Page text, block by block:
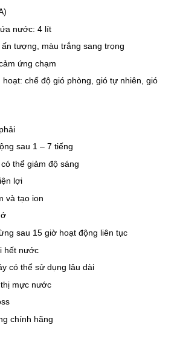
nước: 4 lít
tượng, màu trắng sang trọng
ứng chạm
hoạt: chế độ gió phòng, gió tự nhiên, gió
sau 1 – 7 tiếng
thể giảm độ sáng
lợi
và tạo ion
sau 15 giờ hoạt động liên tục
hết nước
có thể sử dụng lâu dài
mực nước
chính hãng